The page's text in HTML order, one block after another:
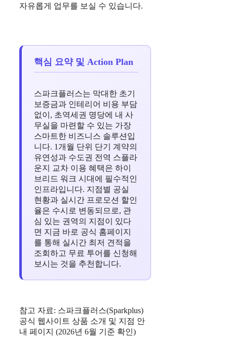
자유롭게 업무를 보실 수 있습니다.
핵심 요약 및 Action Plan
스파크플러스는 막대한 초기
보증금과 인테리어 비용 부담
없이, 초역세권 명당에 내 사
무실을 마련할 수 있는 가장
스마트한 비즈니스 솔루션입
니다. 1개월 단위 단기 계약의
유연성과 수도권 전역 스플라
운지 교차 이용 혜택은 하이
브리드 워크 시대에 필수적인
인프라입니다. 지점별 공실
현황과 실시간 프로모션 할인
율은 수시로 변동되므로, 관
심 있는 권역의 지점이 있다
면 지금 바로 공식 홈페이지
를 통해 실시간 최저 견적을
조회하고 무료 투어를 신청해
보시는 것을 추천합니다.
참고 자료: 스파크플러스(Sparkplus)
공식 웹사이트 상품 소개 및 지점 안
내 페이지 (2026년 6월 기준 확인)